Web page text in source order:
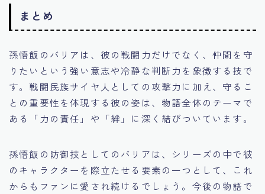
まとめ
孫悟飯のバリアは、彼の戦闘力だけでなく、仲間を守
りたいという強い意志や冷静な判断力を象徴する技で
す。戦闘民族サイヤ人としての攻撃力に加え、守るこ
との重要性を体現する彼の姿は、物語全体のテーマで
ある「力の責任」や「絆」に深く結びついています。
孫悟飯の防御技としてのバリアは、シリーズの中で彼
のキャラクターを際立たせる要素の一つとして、これ
からもファンに愛され続けるでしょう。今後の物語で